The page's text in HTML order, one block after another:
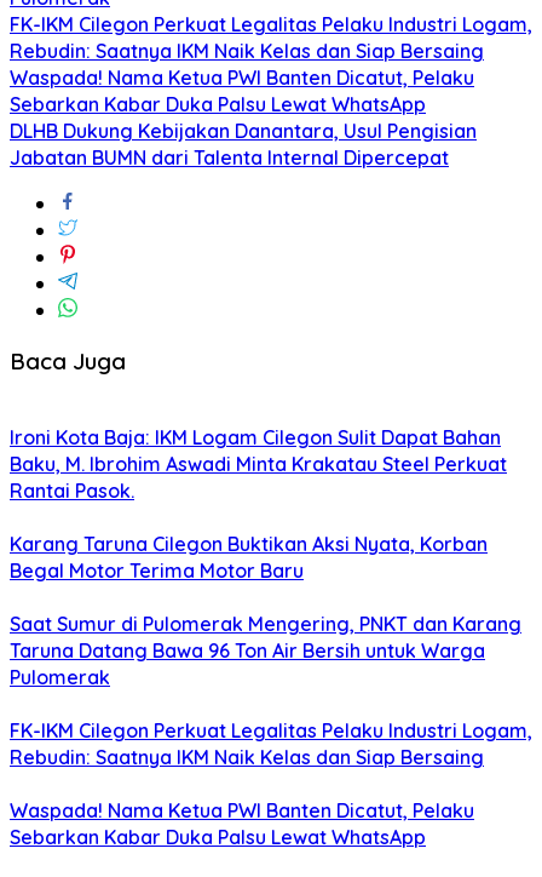
FK-IKM Cilegon Perkuat Legalitas Pelaku Industri Logam,
Rebudin: Saatnya IKM Naik Kelas dan Siap Bersaing
Waspada! Nama Ketua PWI Banten Dicatut, Pelaku
Sebarkan Kabar Duka Palsu Lewat WhatsApp
DLHB Dukung Kebijakan Danantara, Usul Pengisian
Jabatan BUMN dari Talenta Internal Dipercepat
Baca Juga
Ironi Kota Baja: IKM Logam Cilegon Sulit Dapat Bahan
Baku, M. Ibrohim Aswadi Minta Krakatau Steel Perkuat
Rantai Pasok.
Karang Taruna Cilegon Buktikan Aksi Nyata, Korban
Begal Motor Terima Motor Baru
Saat Sumur di Pulomerak Mengering, PNKT dan Karang
Taruna Datang Bawa 96 Ton Air Bersih untuk Warga
Pulomerak
FK-IKM Cilegon Perkuat Legalitas Pelaku Industri Logam,
Rebudin: Saatnya IKM Naik Kelas dan Siap Bersaing
Waspada! Nama Ketua PWI Banten Dicatut, Pelaku
Sebarkan Kabar Duka Palsu Lewat WhatsApp